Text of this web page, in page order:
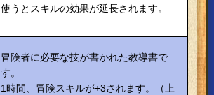
使うとスキルの効果が延長されます。
冒険者に必要な技が書かれた教導書で
す。
1時間、冒険スキルが+3されます。（上